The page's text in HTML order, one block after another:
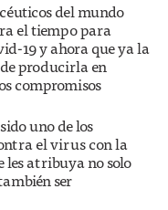
del mundo
el tiempo para
19 y ahora que ya la
producirla en
compromisos
uno de los
el virus con la
les atribuya no solo
ser